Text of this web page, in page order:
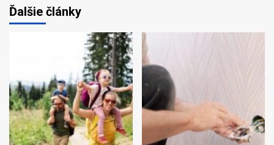
Ďalšie články